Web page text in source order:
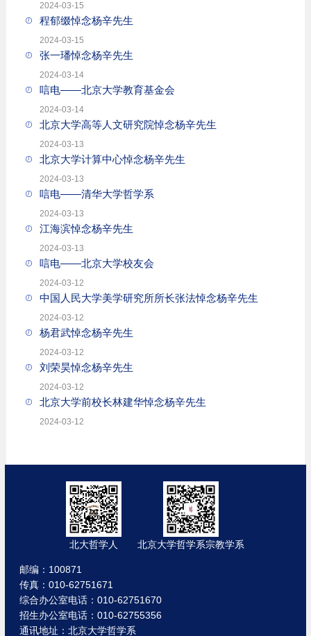
2024-03-15
程郁缀悼念杨辛先生
2024-03-15
张一璠悼念杨辛先生
2024-03-14
唁电——北京大学教育基金会
2024-03-14
北京大学高等人文研究院悼念杨辛先生
2024-03-13
北京大学计算中心悼念杨辛先生
2024-03-13
唁电——清华大学哲学系
2024-03-13
江海滨悼念杨辛先生
2024-03-13
唁电——北京大学校友会
2024-03-12
中国人民大学美学研究所所长张法悼念杨辛先生
2024-03-12
杨君武悼念杨辛先生
2024-03-12
刘荣昊悼念杨辛先生
2024-03-12
北京大学前校长林建华悼念杨辛先生
2024-03-12
北大哲学人 北京大学哲学系宗教学系
邮编：100871
传真：010-62751671
综合办公室电话：010-62751670
招生办公室电话：010-62755356
通讯地址：北京大学哲学系